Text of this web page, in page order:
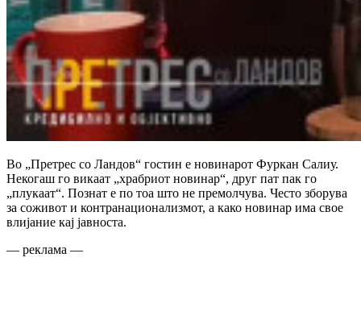
Во „Претрес со Ландов“ гостин е новинарот Фуркан Салиу.
Некогаш го викаат „храбриот новинар“, друг пат пак го
„плукаат“. Познат е по тоа што не премолчува. Често зборува
за соживот и контранационализмот, а како новинар има свое
влијание кај јавноста.
— реклама —